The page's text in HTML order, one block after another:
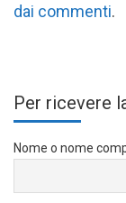
dai commenti.
Per ricevere
Nome o nome